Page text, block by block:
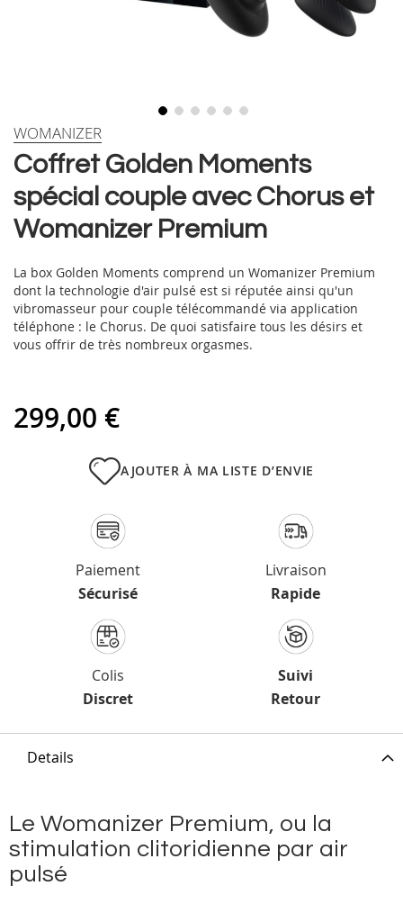
Skip
the
beginning
the
images
Coffret Golden Moments
spécial couple avec Chorus et
Womanizer Premium
WOMANIZER
La box Golden Moments comprend un Womanizer Premium
dont la technologie d'air pulsé est si réputée ainsi qu'un
vibromasseur pour couple télécommandé via application
téléphone : le Chorus. De quoi satisfaire tous les désirs et
vous offrir de très nombreux orgasmes.
299,00 €
AJOUTER À MA LISTE D’ENVIE
Paiement
Sécurisé
Livraison
Rapide
Colis
Discret
Suivi
Retour
Details
Le Womanizer Premium, ou la
stimulation clitoridienne par air
pulsé